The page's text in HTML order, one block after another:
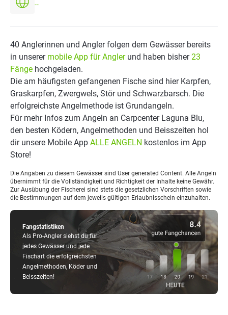
--
Fangstatistiken
Als Pro-Angler siehst du für
jedes Gewässer und jede
Fischart die erfolgreichsten
Angelmethoden, Köder und
Beisszeiten!
40 Anglerinnen und Angler folgen dem Gewässer bereits
in unserer mobile App für Anglerund haben bisher23
Fänge hochgeladen.
Die am häufigsten gefangenen Fische sind hier Karpfen,
Graskarpfen, Zwergwels, Stör und Schwarzbarsch. Die
erfolgreichste Angelmethode ist Grundangeln.
Für mehr Infos zum Angeln an Carpcenter Laguna Blu,
den besten Ködern, Angelmethoden und Beisszeiten hol
dir unsere Mobile App ALLE ANGELN kostenlos im App
Store!
Die Angaben zu diesem Gewässer sind User generated Content. Alle Angeln
übernimmt für die Vollständigkeit und Richtigkeit der Inhalte keine Gewähr.
Zur Ausübung der Fischerei sind stets die gesetzlichen Vorschriften sowie
die Bestimmungen auf dem jeweils gültigen Erlaubnisschein einzuhalten.